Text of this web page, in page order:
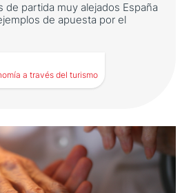
de partida muy alejados España
de apuesta por el
a través del turismo
la economía a través